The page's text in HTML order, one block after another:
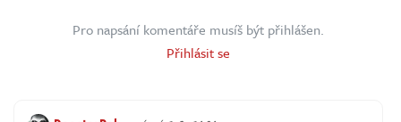
Pro napsání komentáře musíš být přihlášen.
Přihlásit se